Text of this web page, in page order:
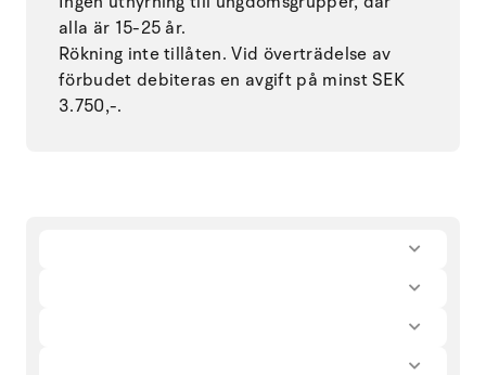
alla är 15-25 år.
Rökning inte tillåten. Vid överträdelse av
förbudet debiteras en avgift på minst SEK
3.750,-.